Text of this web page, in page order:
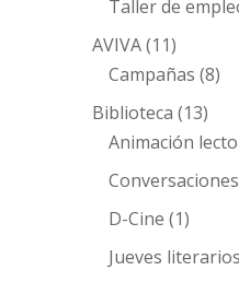
Taller de
AVIVA(11)
Campañas (8)
Biblioteca (13)
Animación
D-Cine (1)
Jueves literarios